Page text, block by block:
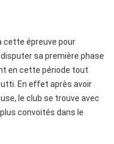
cette épreuve pour
sa première phase
en cette période tout
En effet après avoir
le club se trouve avec
convoités dans le